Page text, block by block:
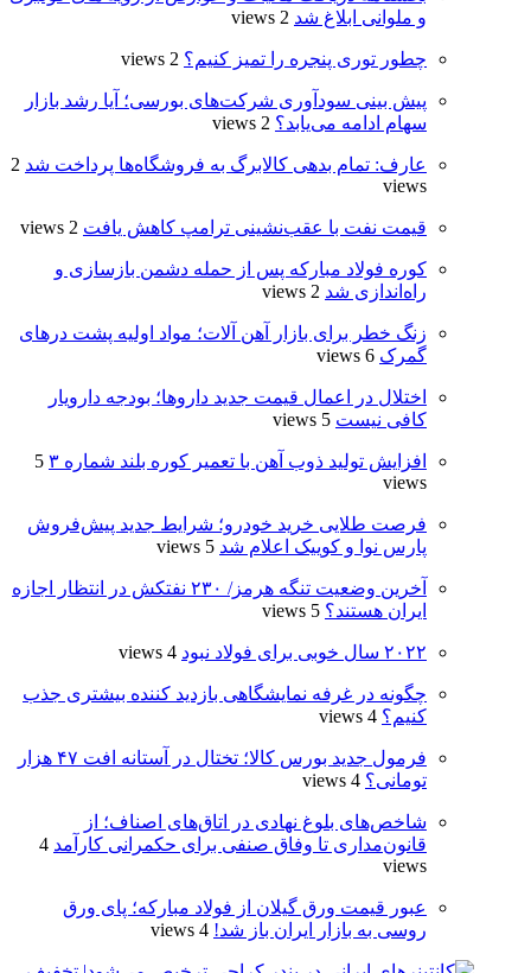
و ملوانی ابلاغ شد 2 views
چطور توری پنجره را تمیز کنیم؟ 2 views
پیش بینی سودآوری شرکت‌های بورسی؛ آیا رشد بازار
سهام ادامه می‌یابد؟ 2 views
عارف: تمام بدهی کالابرگ به فروشگاه‌ها پرداخت شد 2
views
قیمت نفت با عقب‌نشینی ترامپ کاهش یافت 2 views
کوره فولاد مبارکه پس از حمله دشمن بازسازی و
راه‌اندازی شد 2 views
زنگ خطر برای بازار آهن آلات؛ مواد اولیه پشت درهای
گمرک 6 views
اختلال در اعمال قیمت‌ جدید داروها؛ بودجه دارویار
کافی نیست 5 views
افزایش تولید ذوب آهن با تعمیر کوره بلند شماره ۳
5
views
فرصت طلایی خرید خودرو؛ شرایط جدید پیش‌فروش
پارس نوا و کوییک اعلام شد 5 views
آخرین وضعیت تنگه هرمز/ ۲۳۰ نفتکش در انتظار اجازه
ایران هستند؟ 5 views
۲۰۲۲ سال خوبی برای فولاد نبود 4 views
چگونه در غرفه نمایشگاهی بازدید کننده بیشتری جذب
کنیم؟ 4 views
فرمول جدید بورس کالا؛ تختال در آستانه افت ۴۷ هزار
تومانی؟ 4 views
شاخص‌های بلوغ نهادی در اتاق‌های اصناف؛ از
قانون‌مداری تا وفاق صنفی برای حکمرانی کارآمد 4
views
عبور قیمت ورق گیلان از فولاد مبارکه؛ پای ورق
روسی به بازار ایران باز شد! 4 views